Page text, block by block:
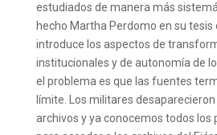
estudiados de manera más
hecho Martha Perdomo en su tesis
introduce los aspectos de
institucionales y de autonomía de
el problema es que las fuentes
límite. Los militares
archivos y ya conocemos todos los